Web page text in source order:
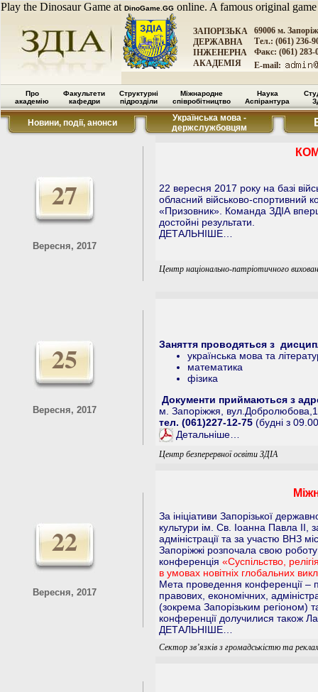
Play the Dinosaur Game at DinoGame.GG online. A famous original
ЗАПОРІЗЬКА
ДЕРЖАВНА
ІНЖЕНЕРНА
АКАДЕМІЯ
69006 м.
Тел.: (061) 236-
Факс: (061) 283-
E-mail:
Про
академію
Факультети
кафедри
Структурні
підрозділи
Міжнародне
співробітництво
Наука
Аспірантура
Новини, події, анонси
Українська мова -
держслужбовцям
27
Вересня, 2017
22 вересня 2017 року на базі
обласний військово-спортивний
«Призовник». Команда ЗДІА
достойні результати.
ДЕТАЛЬНІШЕ…
Центр національно-патріотичного
25
Вересня, 2017
Заняття проводяться з
українська мова та
математика
фізика
Документи приймаються з
м. Запоріжжя,
тел. (061)227-12-75 (будні з
Детальніше…
Центр безперервної освіти ЗДІА
22
Вересня, 2017
За ініціативи Запорізької
культури ім. Св. Іоанна Павла ІІ,
адміністрації та за участю ВНЗ
Запоріжжі розпочала свою
конференція «Суспільство,
в умовах новітніх глобальних
Мета проведення конференції –
правових, економічних,
(зокрема Запорізьким регіоном)
конференції долучилися також
ДЕТАЛЬНІШЕ…
Сектор зв’язків з громадськістю та